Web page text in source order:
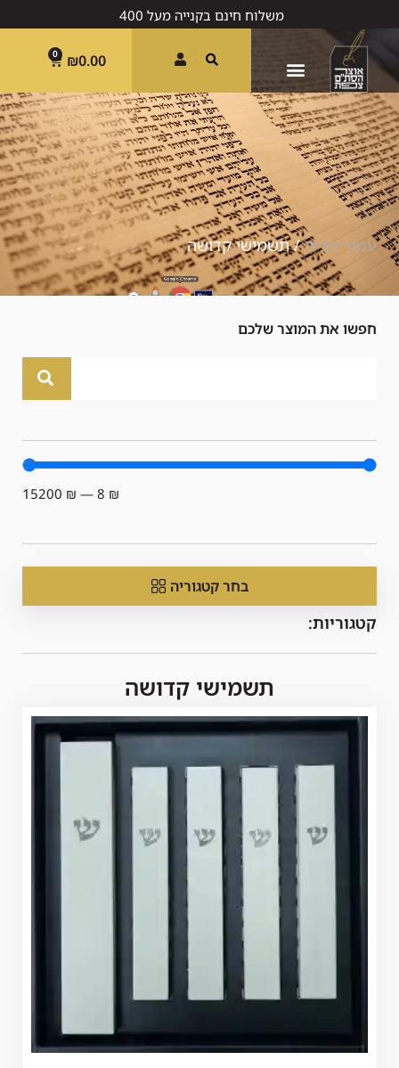
שלוח ח נם ב קנייה מ על 40 0 ש
₪0.00
0
עמוד הבית/ תשמישי קדושה
חפשו את המוצר שלכם
₪
8
—
₪
15200
בחר קטגוריה
קטגוריות:
תשמישי קדושה